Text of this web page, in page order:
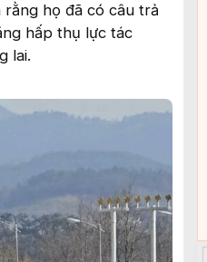
họ đã có câu trả
hấp thụ lực tác
lai.